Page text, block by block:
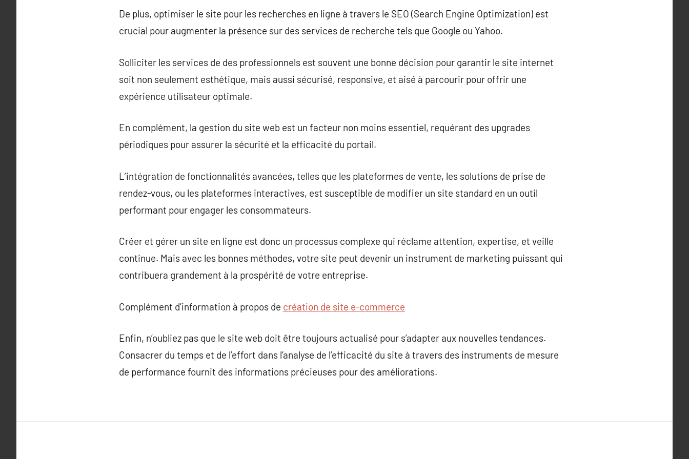
De plus, optimiser le site pour les recherches en ligne à travers le SEO (Search Engine Optimization) est
crucial pour augmenter la présence sur des services de recherche tels que Google ou Yahoo.
Solliciter les services de des professionnels est souvent une bonne décision pour garantir le site internet
soit non seulement esthétique, mais aussi sécurisé, responsive, et aisé à parcourir pour offrir une
expérience utilisateur optimale.
En complément, la gestion du site web est un facteur non moins essentiel, requérant des upgrades
périodiques pour assurer la sécurité et la efficacité du portail.
L’intégration de fonctionnalités avancées, telles que les plateformes de vente, les solutions de prise de
rendez-vous, ou les plateformes interactives, est susceptible de modifier un site standard en un outil
performant pour engager les consommateurs.
Créer et gérer un site en ligne est donc un processus complexe qui réclame attention, expertise, et veille
continue. Mais avec les bonnes méthodes, votre site peut devenir un instrument de marketing puissant qui
contribuera grandement à la prospérité de votre entreprise.
Complément d’information à propos de création de site e-commerce
Enfin, n’oubliez pas que le site web doit être toujours actualisé pour s’adapter aux nouvelles tendances.
Consacrer du temps et de l’effort dans l’analyse de l’efficacité du site à travers des instruments de mesure
de performance fournit des informations précieuses pour des améliorations.